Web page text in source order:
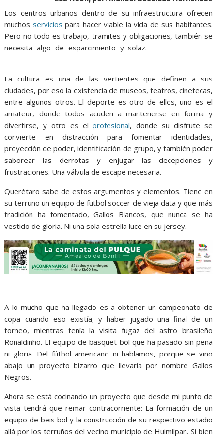
b
o
o
k
t
e
r
l s
A
p
p
e
n
g
e
e g
r
a
m
e
Los centros urbanos dentro de su infraestructura ofrecen
muchos servicios para hacer viable la vida de sus habitantes.
Pero no todo es trabajo, tramites y obligaciones, también se
necesita algo de esparcimiento y solaz.
La cultura es una de las vertientes que definen a sus
ciudades, por eso la existencia de museos, teatros, cinetecas,
entre algunos otros. El deporte es otro de ellos, uno es el
amateur, donde todos acuden a mantenerse en forma y
divertirse, y otro es elprofesional, donde su disfrute se
convierte en distracción para fomentar identidades,
proyección de poder, identificación de grupo, y también poder
saborear las derrotas y enjugar las decepciones y
frustraciones. Una válvula de escape necesaria.
Querétaro sabe de estos argumentos y elementos. Tiene en
su terruño un equipo de futbol soccer de vieja data y que más
tradición ha fomentado, Gallos Blancos, que nunca se ha
vestido de gloria. Ni una sola estrella luce en su jersey.
A lo mucho que ha llegado es a obtener un campeonato de
copa cuando eso existía, y haber jugado una final de un
torneo, mientras tenía la visita fugaz del astro brasileño
Ronaldinho. El equipo de básquet bol que ha pasado sin pena
ni gloria. Del fútbol americano ni hablamos, porque se vino
abajo un proyecto bizarro que llevaría por nombre Gallos
Negros.
Ahora se está cocinando un proyecto que desde mi punto de
vista tendrá que remar contracorriente: La formación de un
equipo de beis bol y la construcción de su respectivo estadio
allá por los terruños del vecino municipio de Huimilpan. Si bien